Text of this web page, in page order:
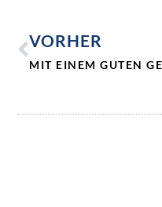
VORHER